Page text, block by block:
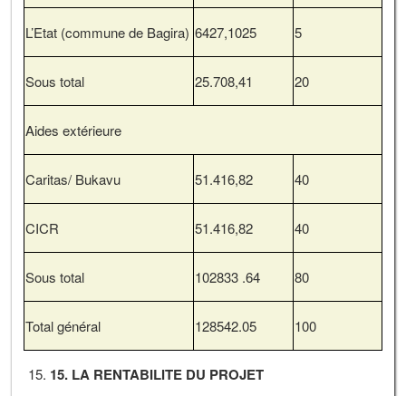
L’Etat (commune de Bagira) 6427,1025 5
Sous total 25.708,41 20
Aides extérieure
Caritas/ Bukavu 51.416,82 40
CICR 51.416,82 40
Sous total 102833 .64 80
Total général 128542.05 100
15. LA RENTABILITE DU PROJET